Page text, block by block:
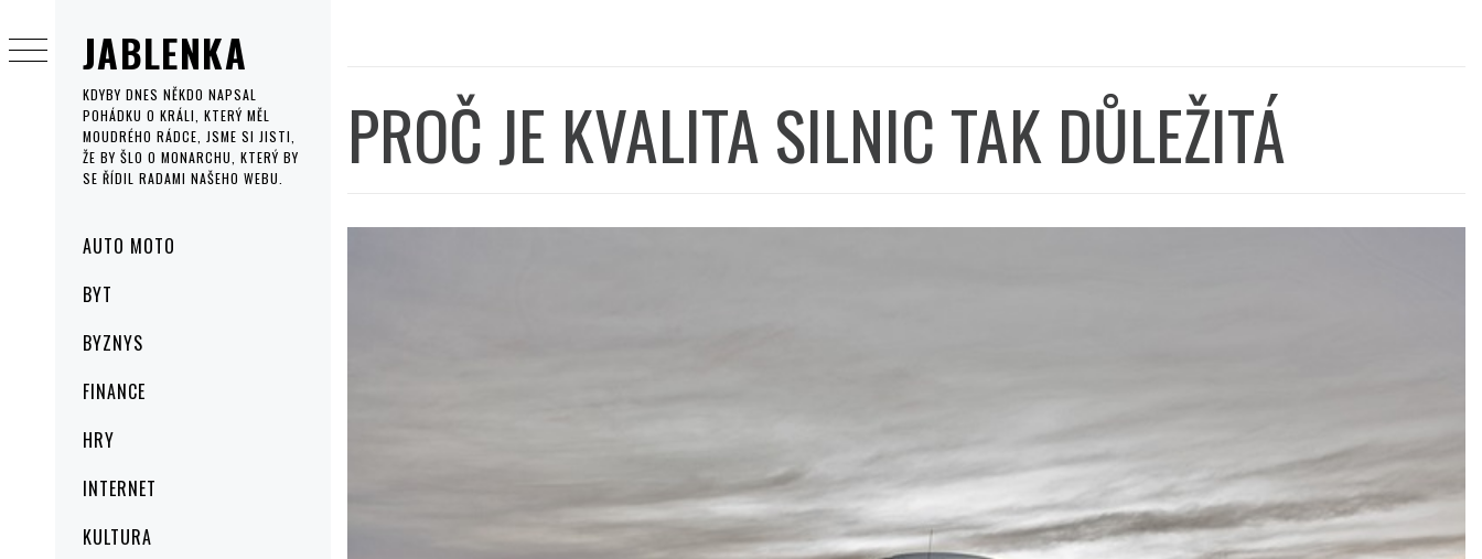
JABLENKA
KDYBY DNES NĚKDO NAPSAL
POHÁDKU O KRÁLI, KTERÝ MĚL
MOUDRÉHO RÁDCE, JSME SI JISTI,
ŽE BY ŠLO O MONARCHU, KTERÝ BY
SE ŘÍDIL RADAMI NAŠEHO WEBU.
MenuAUTO MOTO
BYT
BYZNYS
FINANCE
HRY
INTERNET
KULTURA
to
content
PROČ JE KVALITA SILNIC TAK DŮLEŽITÁ